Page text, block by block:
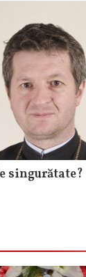
singurătate?